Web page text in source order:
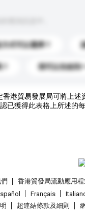
式可以選擇？
我可以先收到
香港貿易發展局可將上
已獲得此表格上所述的
香港貿發局流動應用
Français
超連結條款及細則